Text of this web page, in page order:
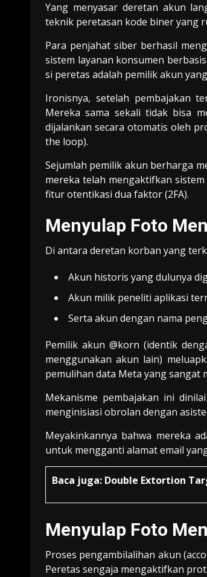
Yang menyasar deretan akun
teknik peretasan kode biner yang
Para penjahat siber berhasil
sistem layanan konsumen
si peretas adalah pemilik akun
Ironisnya, setelah pembajakan
Mereka sama sekali tidak bisa
dijalankan secara otomatis oleh
the loop).
Sejumlah pemilik akun berharga
mereka telah mengaktifkan
fitur otentikasi dua faktor (2FA).
Menyulap Foto
Di antara deretan korban yang
Akun historis yang dulunya
Akun milik peneliti aplikasi
Serta akun dengan nama
Pemilik akun @korn (identik
menggunakan akun lain)
pemulihan data Meta yang sangat
Mekanisme pembajakan ini
menginisiasi obrolan dengan
Meyakinkannya bahwa mereka
untuk mengganti alamat email
Baca juga: Double Extortion
Menyulap Foto
Proses pengambilalihan akun
Peretas sengaja mengaktifkan